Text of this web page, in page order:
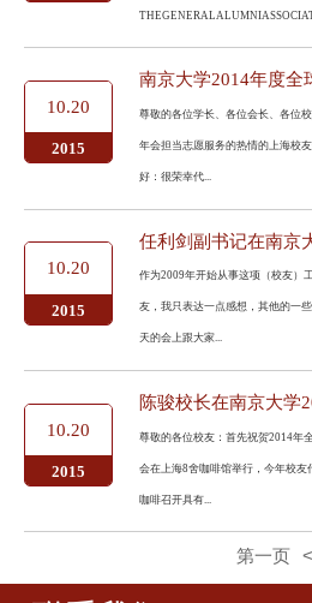
10.20
2015
尊敬的各位学长、各位会长、各位
年会担当志愿服务的热情的上海校
好：很荣幸代...
10.20
2015
作为2009年开始从事这项（校友）
友，我只表达一点感想，其他的一
天的会上跟大家...
10.20
2015
尊敬的各位校友：首先祝贺2014年
会在上海8舍咖啡馆举行，今年校友
咖啡召开具有...
第一页